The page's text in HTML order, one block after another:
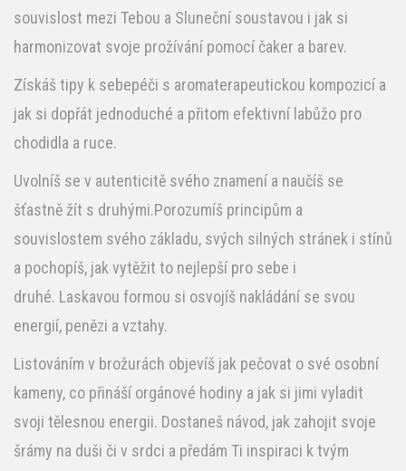
souvislost mezi Tebou a Sluneční soustavou i jak si
harmonizovat svoje prožívání pomocí čaker a barev.
Získáš tipy k sebepéči s aromaterapeutickou kompozicí a
jak si dopřát jednoduché a přitom efektivní labůžo pro
chodidla a ruce.
Uvolníš se v autenticitě svého znamení a naučíš se
šťastně žít s druhými.Porozumíš principům a
souvislostem svého základu, svých silných stránek i stínů
a pochopíš, jak vytěžit to nejlepší pro sebe i
druhé. Laskavou formou si osvojíš nakládání se svou
energií, penězi a vztahy.
Listováním v brožurách objevíš jak pečovat o své osobní
kameny, co přináší orgánové hodiny a jak si jimi vyladit
svoji tělesnou energii. Dostaneš návod, jak zahojit svoje
šrámy na duši či v srdci a předám Ti inspiraci k tvým